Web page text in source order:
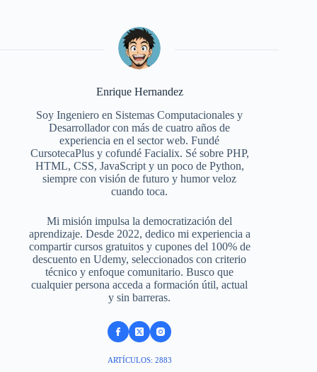
Enrique Hernandez
Soy Ingeniero en Sistemas Computacionales y
Desarrollador con más de cuatro años de
experiencia en el sector web. Fundé
CursotecaPlus y cofundé Facialix. Sé sobre PHP,
HTML, CSS, JavaScript y un poco de Python,
siempre con visión de futuro y humor veloz
cuando toca.
Mi misión impulsa la democratización del
aprendizaje. Desde 2022, dedico mi experiencia a
compartir cursos gratuitos y cupones del 100% de
descuento en Udemy, seleccionados con criterio
técnico y enfoque comunitario. Busco que
cualquier persona acceda a formación útil, actual
y sin barreras.
ARTÍCULOS: 2883